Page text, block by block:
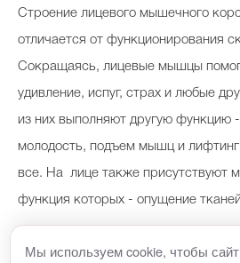
Строение лицевого мышечного
отличается от функционирования
Сокращаясь, лицевые мышцы
удивление, испуг, страх и любые
из них выполняют другую функцию
молодость, подъем мышц и
все. На лице также присутствуют
функция которых - опущение
С возрастом последние
Мы используем cookie, чтобы